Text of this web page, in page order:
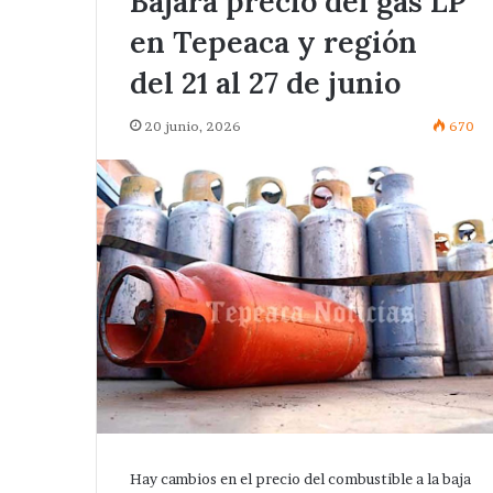
en Tepeaca y región
del 21 al 27 de junio
20 junio, 2026 670
Hay cambios en el precio del combustible a la baja
edil
de
Tepeaca
red
eléctrica
en
San
Nicolás
Zoyapetlayoca
.
Hace 2 días
Ampliará edil de Tepeaca
eléctrica en San Nicolás
Zoyapetlayoca .